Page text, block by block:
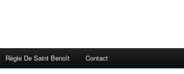
Règle De Saint Benoît Contact